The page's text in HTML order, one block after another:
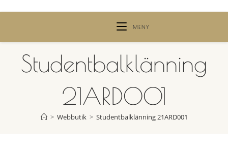
MENY
Studentbalklänning
21ARD001
> Webbutik > Studentbalklänning 21ARD001